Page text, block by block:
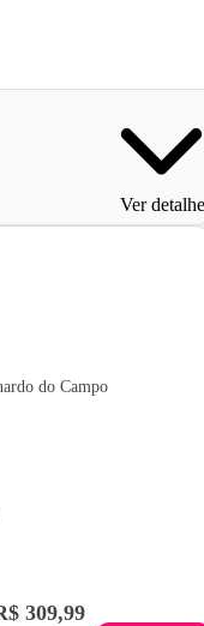
Ver
do Campo
309,99